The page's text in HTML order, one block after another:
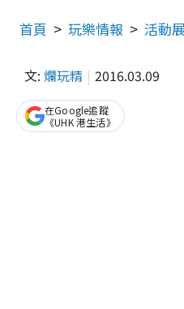
首頁 玩樂情報 活動
文: 爛玩精 2016.03.09
在Google追蹤
《UHK 港生活》